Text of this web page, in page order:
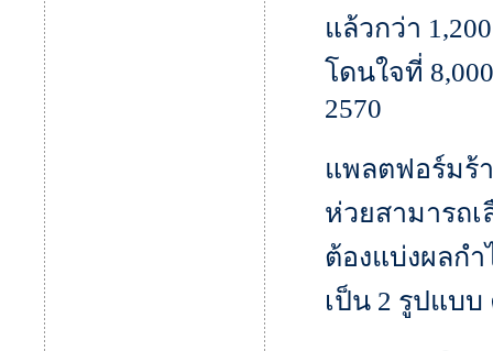
แล้วกว่า
โดนใจที่
2570
แพลตฟอร์มร้
ห่วยสามารถ
ต้องแบ่งผลก
เป็น 2 รูปแบบ